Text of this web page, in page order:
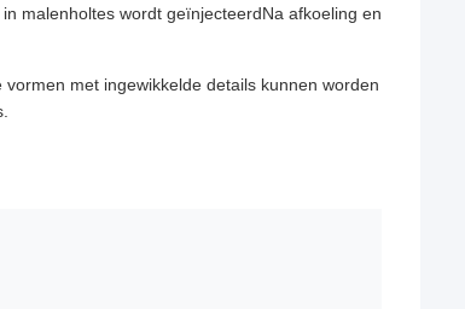
malenholtes wordt geïnjecteerdNa afkoeling en
met ingewikkelde details kunnen worden